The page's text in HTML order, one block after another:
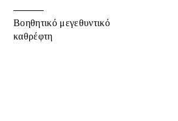
Βοηθητικό μεγεθυντικό
καθρέφτη